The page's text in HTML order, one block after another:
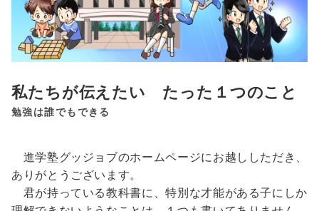
私たちが伝えたい たった１つのこと
勉強は誰でもできる
進学塾グッジョブのホームページにお越ししただき、
ありがとうございます。
君が持っている教科書に、特別な才能がある子にしか